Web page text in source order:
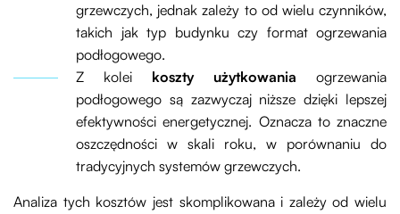
grzewczych, jednak zależy to od wielu czynników,
takich jak typ budynku czy format ogrzewania
podłogowego.
Z kolei koszty użytkowania ogrzewania
podłogowego są zazwyczaj niższe dzięki lepszej
efektywności energetycznej. Oznacza to znaczne
oszczędności w skali roku, w porównaniu do
tradycyjnych systemów grzewczych.
Analiza tych kosztów jest skomplikowana i zależy od wielu